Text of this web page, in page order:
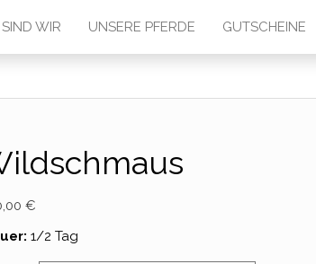
WIR UNSERE PFERDE GUTSCHEINE
€
1/2 Tag